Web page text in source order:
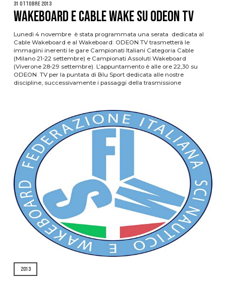
31 Ottobre 2013
WAKEBOARD E CABLE WAKE SU ODEON TV
Lunedì 4 novembre è stata programmata una serata dedicata al
Cable Wakeboard e al Wakeboard: ODEON TV trasmetterà le
immagini inerenti le gare Campionati Italiani Categoria Cable
(Milano 21-22 settembre) e Campionati Assoluti Wakeboard
(Viverone 28-29 settembre). L’appuntamento è alle ore 22,30 su
ODEON TV per la puntata di Blu Sport dedicata alle nostre
discipline, successivamente i passaggi della trasmissione
2013